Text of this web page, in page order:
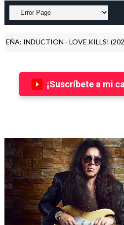
INDUCTION - LOVE KILLS! (2026)
¡Suscríbete a mi